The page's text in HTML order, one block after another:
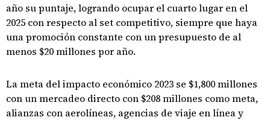
año su puntaje, logrando ocupar el cuarto lugar en el
2025 con respecto al set competitivo, siempre que haya
una promoción constante con un presupuesto de al
menos $20 millones por año.
La meta del impacto económico 2023 se $1,800 millones
con un mercadeo directo con $208 millones como meta,
alianzas con aerolíneas, agencias de viaje en línea y